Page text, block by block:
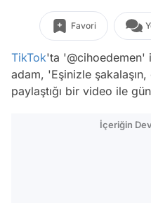
Favori
TikTok'ta '@cihoedemen'
adam, 'Eşinizle
paylaştığı bir video ile
İçeriğin